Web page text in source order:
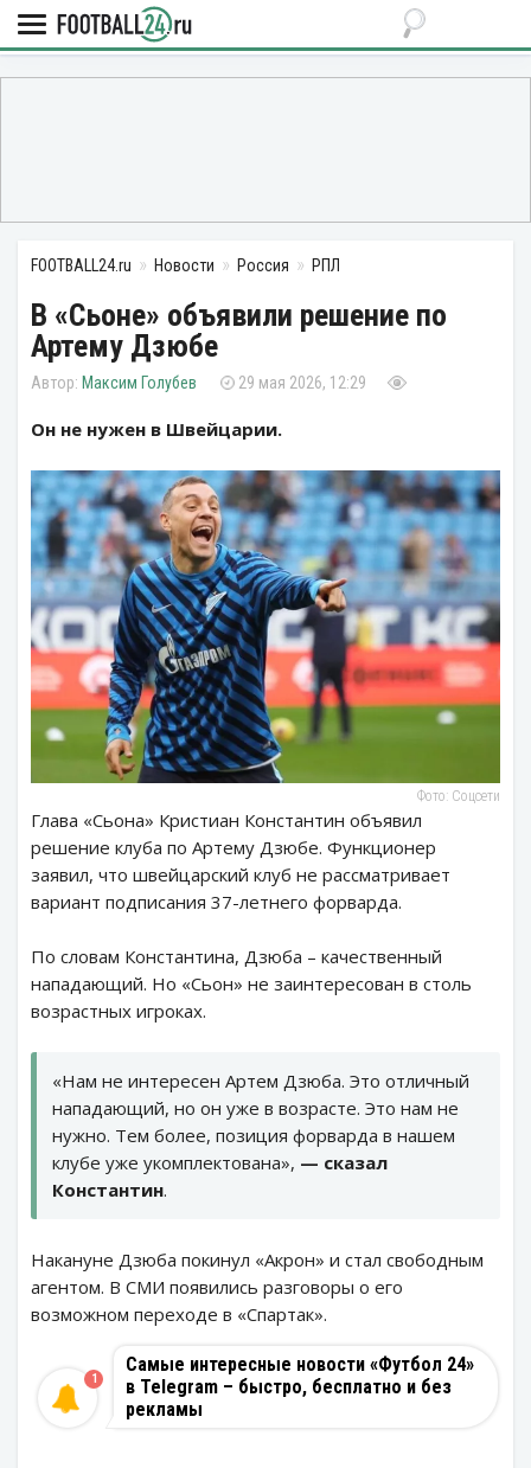
FOOTBALL24.ru Новости Россия РПЛ
В «Сьоне» объявили решение по
Артему Дзюбе
Максим Голубев 29 мая 2026, 12:29
Он не нужен в Швейцарии.
Фото: Соцсети
Глава «Сьона» Кристиан Константин объявил
решение клуба по Артему Дзюбе. Функционер
заявил, что швейцарский клуб не рассматривает
вариант подписания 37-летнего форварда.
По словам Константина, Дзюба – качественный
нападающий. Но «Сьон» не заинтересован в столь
возрастных игроках.
«Нам не интересен Артем Дзюба. Это отличный
нападающий, но он уже в возрасте. Это нам не
нужно. Тем более, позиция форварда в нашем
клубе уже укомплектована», — сказал
Константин.
Накануне Дзюба покинул «Акрон» и стал свободным
агентом. В СМИ появились разговоры о его
возможном переходе в «Спартак».
Самые интересные новости «Футбол 24»
в Telegram – быстро, бесплатно и без
рекламы
1